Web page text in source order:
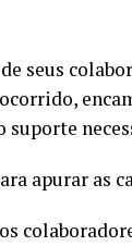
seus
apurar as